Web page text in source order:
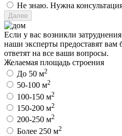
Не знаю. Нужна
Если у вас возникли
наши эксперты предоставят вам
ответят на все ваши вопросы.
Желаемая площадь строения
До 50 м2
50-100 м2
100-150 м2
150-200 м2
200-250 м2
Более 250 м2